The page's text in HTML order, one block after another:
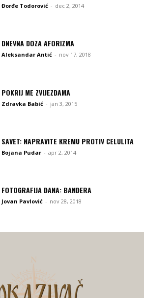
Đorđe Todorović - dec 2, 2014
DNEVNA DOZA AFORIZMA
Aleksandar Antić - nov 17, 2018
POKRIJ ME ZVIJEZDAMA
Zdravka Babić - jan 3, 2015
SAVET: NAPRAVITE KREMU PROTIV CELULITA
Bojana Pudar - apr 2, 2014
FOTOGRAFIJA DANA: BANDERA
Jovan Pavlović - nov 28, 2018